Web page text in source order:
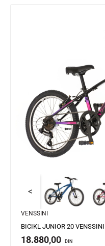
<
VENSSINI
18.880,00 DIN